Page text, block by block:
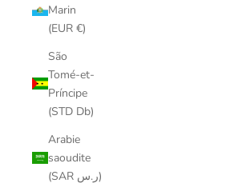
Marin
(EUR €)
São
Tomé-et-
Príncipe
(STD Db)
Arabie
saoudite
(SAR ر.س)